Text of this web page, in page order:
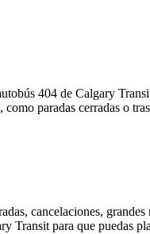
404 de Calgary
paradas cerradas o
cancelaciones, grandes
Transit para que puedas